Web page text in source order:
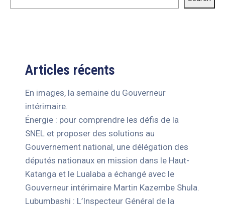
Articles récents
En images, la semaine du Gouverneur
intérimaire.
Énergie : pour comprendre les défis de la
SNEL et proposer des solutions au
Gouvernement national, une délégation des
députés nationaux en mission dans le Haut-
Katanga et le Lualaba a échangé avec le
Gouverneur intérimaire Martin Kazembe Shula.
Lubumbashi : L’Inspecteur Général de la